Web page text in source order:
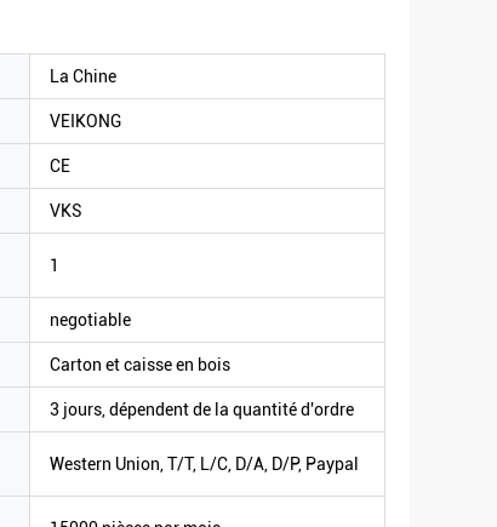
La Chine
VEIKONG
CE
VKS
1
negotiable
Carton et caisse en bois
3 jours, dépendent de la quantité d'ordre
Western Union, T/T, L/C, D/A, D/P, Paypal